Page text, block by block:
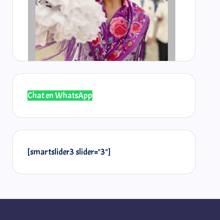
Chat en WhatsApp
[smartslider3 slider="3"]